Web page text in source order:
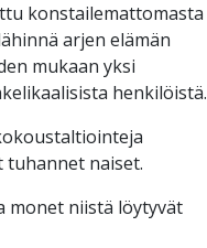
konstailemattomasta
arjen elämän
mukaan yksi
henkilöistä.
tuhannet naiset.
monet niistä löytyvät